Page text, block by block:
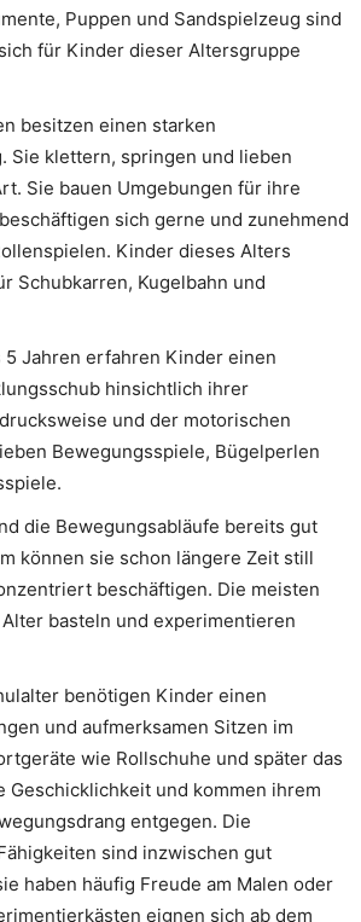
Puppen und Sandspielzeug sind
für Kinder dieser Altersgruppe
besitzen einen starken
Sie klettern, springen und lieben
Sie bauen Umgebungen für ihre
sich gerne und zunehmend
Kinder dieses Alters
Schubkarren, Kugelbahn und
5 Jahren erfahren Kinder einen
hinsichtlich ihrer
und der motorischen
Bewegungsspiele, Bügelperlen
die Bewegungsabläufe bereits gut
können sie schon längere Zeit still
beschäftigen. Die meisten
basteln und experimentieren
benötigen Kinder einen
und aufmerksamen Sitzen im
wie Rollschuhe und später das
Geschicklichkeit und kommen ihrem
entgegen. Die
sind inzwischen gut
haben häufig Freude am Malen oder
eignen sich ab dem